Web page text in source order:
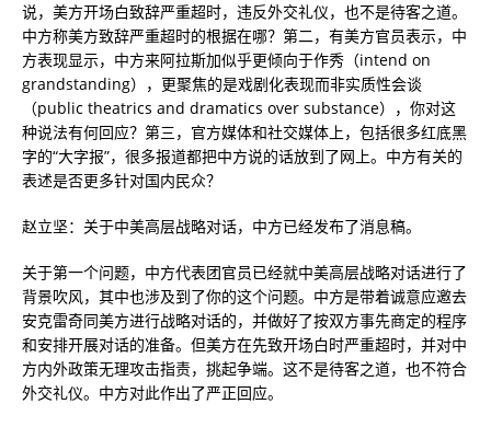
说，美方开场白致辞严重超时，违反外交礼仪，也不是待客之道。
中方称美方致辞严重超时的根据在哪？第二，有美方官员表示，中
方表现显示，中方来阿拉斯加似乎更倾向于作秀（intend on
grandstanding），更聚焦的是戏剧化表现而非实质性会谈
（public theatrics and dramatics over substance），你对这
种说法有何回应？第三，官方媒体和社交媒体上，包括很多红底黑
字的“大字报”，很多报道都把中方说的话放到了网上。中方有关的
表述是否更多针对国内民众？
赵立坚：关于中美高层战略对话，中方已经发布了消息稿。
关于第一个问题，中方代表团官员已经就中美高层战略对话进行了
背景吹风，其中也涉及到了你的这个问题。中方是带着诚意应邀去
安克雷奇同美方进行战略对话的，并做好了按双方事先商定的程序
和安排开展对话的准备。但美方在先致开场白时严重超时，并对中
方内外政策无理攻击指责，挑起争端。这不是待客之道，也不符合
外交礼仪。中方对此作出了严正回应。